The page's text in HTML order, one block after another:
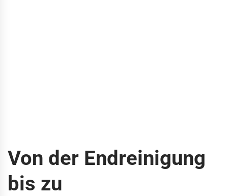
Von der Endreinigung
bis zu